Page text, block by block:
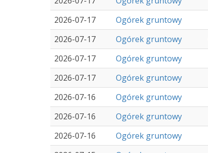
2026-07-17
Ogórek gruntowy
2026-07-17
Ogórek gruntowy
2026-07-17
Ogórek gruntowy
2026-07-17
Ogórek gruntowy
2026-07-16
Ogórek gruntowy
2026-07-16
Ogórek gruntowy
2026-07-16
Ogórek gruntowy